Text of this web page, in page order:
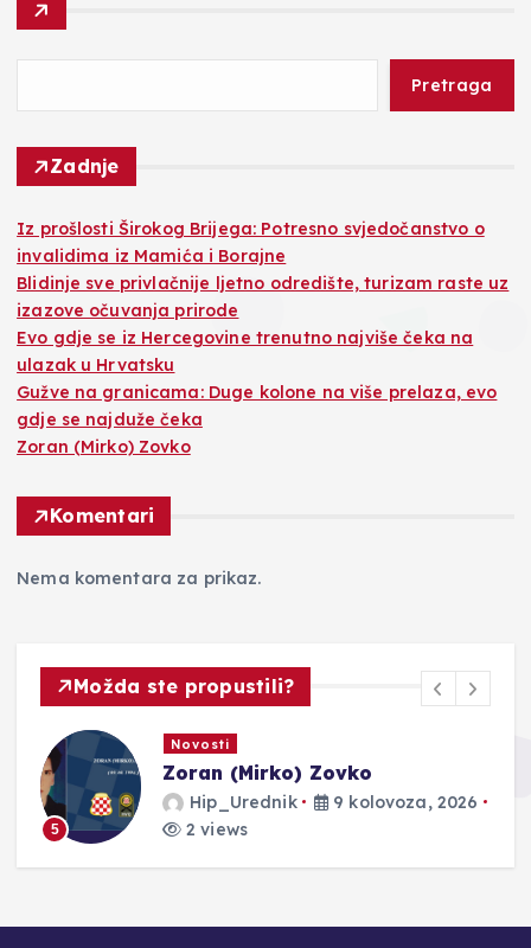
Pretraga
Zadnje
Iz prošlosti Širokog Brijega: Potresno svjedočanstvo o
invalidima iz Mamića i Borajne
Blidinje sve privlačnije ljetno odredište, turizam raste uz
izazove očuvanja prirode
Evo gdje se iz Hercegovine trenutno najviše čeka na
ulazak u Hrvatsku
Gužve na granicama: Duge kolone na više prelaza, evo
gdje se najduže čeka
Zoran (Mirko) Zovko
Komentari
Nema komentara za prikaz.
Možda ste propustili?
5
Novosti
Zoran (Mirko) Zovko
Hip_Urednik
9 kolovoza, 2026
2 views